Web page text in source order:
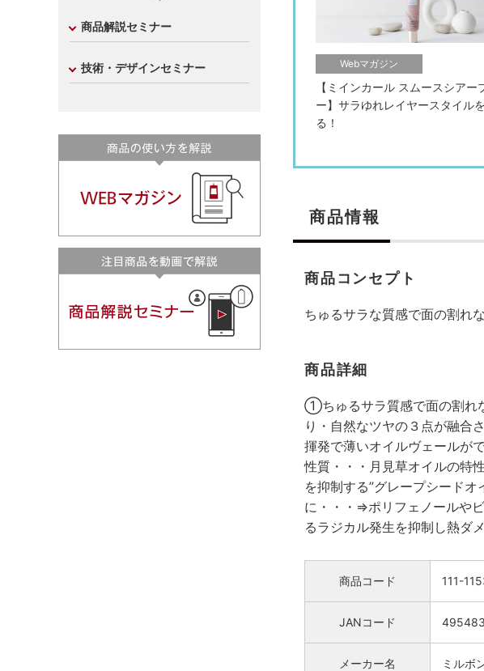
Webマガジン
【ミインカール スムースシアー
ー】サラゆれレイヤースタイル
る！
商品情報
商品コンセプト
ちゅるサラな質感で面の割れ
商品詳細
①ちゅるサラ質感で面の割れ
り・自然なツヤの３点が融合
揮発で薄いオイルヴェールが
性質・・・月見草オイルの特
を抑制する”グレープシード
に・・・⇒ポリフェノールや
るラジカル発生を抑制し熱ダ
商品コード 111-
JANコード
メーカー名 ミルボ
商品解説セミナー
技術・デザインセミナー